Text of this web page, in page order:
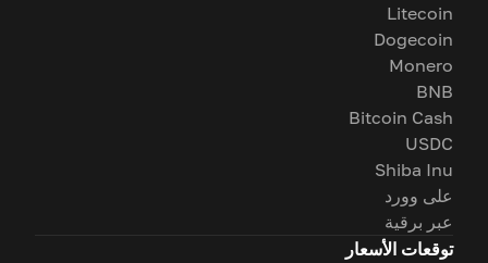
Litecoin
Dogecoin
Monero
BNB
Bitcoin Cash
USDC
Shiba Inu
على وورد
عبر برقية
توقعات الأسعار